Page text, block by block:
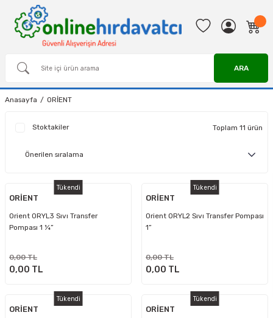
ARA
Anasayfa ORİENT
Stoktakiler Toplam 11 ürün
Tükendi
ORİENT
Orient ORYL3 Sıvı Transfer
Pompası 1 ¼”
0,00 TL
0,00 TL
Tükendi
ORİENT
Orient ORYL2 Sıvı Transfer Pompası
1”
0,00 TL
0,00 TL
Tükendi
ORİENT
Tükendi
ORİENT